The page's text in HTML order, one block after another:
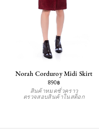
Norah Corduroy Midi Skirt
890฿
สินค้าหมดชั่วคราว
ตรวจสอบสินค้าในสต็อก